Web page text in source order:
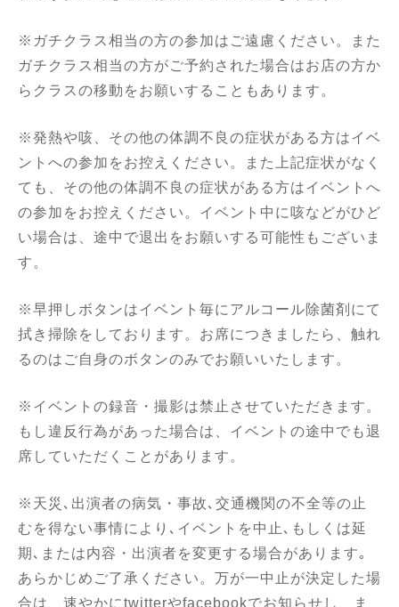
※ガチクラス相当の方の参加はご遠慮ください。また
ガチクラス相当の方がご予約された場合はお店の方か
らクラスの移動をお願いすることもあります。
※発熱や咳、その他の体調不良の症状がある方はイベ
ントへの参加をお控えください。また上記症状がなく
ても、その他の体調不良の症状がある方はイベントへ
の参加をお控えください。イベント中に咳などがひど
い場合は、途中で退出をお願いする可能性もございま
す。
※早押しボタンはイベント毎にアルコール除菌剤にて
拭き掃除をしております。お席につきましたら、触れ
るのはご自身のボタンのみでお願いいたします。
※イベントの録音・撮影は禁止させていただきます。
もし違反行為があった場合は、イベントの途中でも退
席していただくことがあります。
※天災､出演者の病気・事故､交通機関の不全等の止
むを得ない事情により､イベントを中止､もしくは延
期､または内容・出演者を変更する場合があります｡
あらかじめご了承ください。万が一中止が決定した場
合は、速やかにtwitterやfacebookでお知らせし、ま